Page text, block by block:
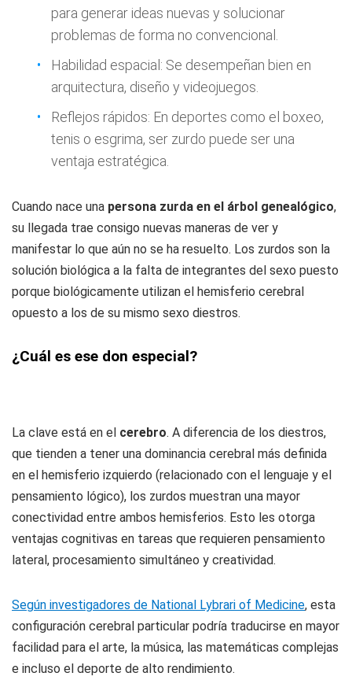
para generar ideas nuevas y solucionar
problemas de forma no convencional.
Habilidad espacial: Se desempeñan bien en
arquitectura, diseño y videojuegos.
Reflejos rápidos: En deportes como el boxeo,
tenis o esgrima, ser zurdo puede ser una
ventaja estratégica.
Cuando nace una persona zurda en el árbol genealógico,
su llegada trae consigo nuevas maneras de ver y
manifestar lo que aún no se ha resuelto. Los zurdos son la
solución biológica a la falta de integrantes del sexo puesto
porque biológicamente utilizan el hemisferio cerebral
opuesto a los de su mismo sexo diestros.
¿Cuál es ese don especial?
La clave está en el cerebro. A diferencia de los diestros,
que tienden a tener una dominancia cerebral más definida
en el hemisferio izquierdo (relacionado con el lenguaje y el
pensamiento lógico), los zurdos muestran una mayor
conectividad entre ambos hemisferios. Esto les otorga
ventajas cognitivas en tareas que requieren pensamiento
lateral, procesamiento simultáneo y creatividad.
Según investigadores de National Lybrari of Medicine, esta
configuración cerebral particular podría traducirse en mayor
facilidad para el arte, la música, las matemáticas complejas
e incluso el deporte de alto rendimiento.